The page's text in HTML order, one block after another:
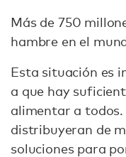
Más de 750
hambre en el
Esta situación es
a que hay
alimentar a
distribuyeran de
soluciones para